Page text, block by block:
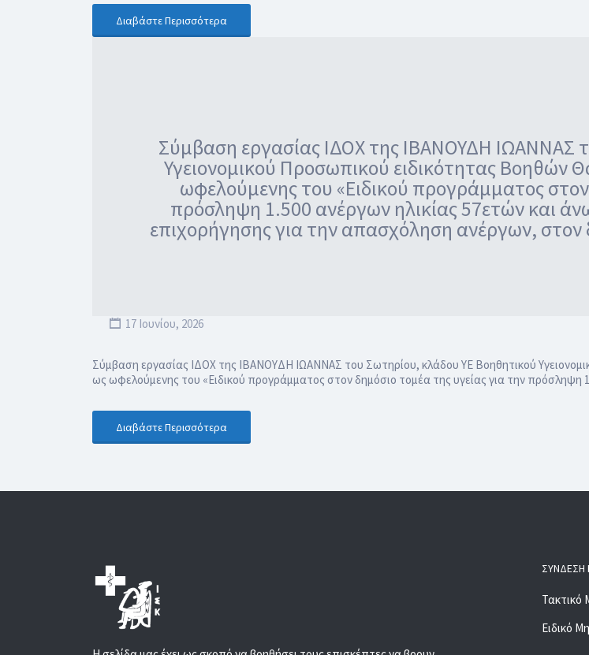
Διαβάστε Περισσότερα
Σύμβαση εργασίας ΙΔΟΧ της ΙΒΑΝΟΥΔΗ ΙΩΑΝΝΑΣ
Υγειονομικού Προσωπικού ειδικότητας Βοηθών
ωφελούμενης του «Ειδικού προγράμματος
πρόσληψη 1.500 ανέργων ηλικίας 57ετών και
επιχορήγησης για την απασχόληση ανέργων, στον
17 Ιουνίου, 2026
Σύμβαση εργασίας ΙΔΟΧ της ΙΒΑΝΟΥΔΗ ΙΩΑΝΝΑΣ του Σωτηρίου, κλάδου ΥΕ Βοηθητικού
ως ωφελούμενης του «Ειδικού προγράμματος στον δημόσιο τομέα της υγείας για την
Διαβάστε Περισσότερα
ΣΎΝΔΕΣΗ
Ειδικό